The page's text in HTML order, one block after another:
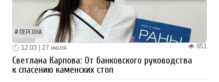
ПЕРСОНА
851
12:03 | 27 июля
Светлана Карпова: От банковского руководства
к спасению каменских стоп